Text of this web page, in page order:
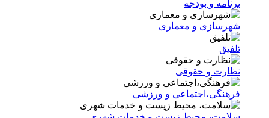
برنامه و بودجه
شهرسازی و معماری
تلفیق
نظارت و حقوقی
فرهنگی،اجتماعی و ورزشی